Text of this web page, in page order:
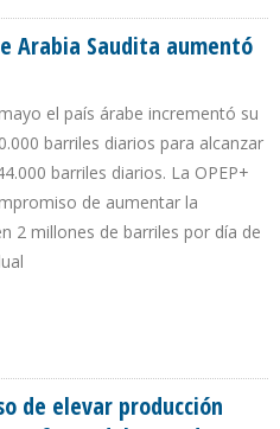
Arabia Saudita aumentó
el país árabe incrementó su
barriles diarios para alcanzar
barriles diarios. La OPEP+
de aumentar la
2 millones de barriles por día de
de elevar producción